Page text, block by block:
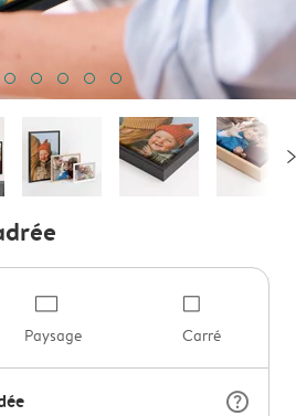
Paysage Carré
question_mark_circle